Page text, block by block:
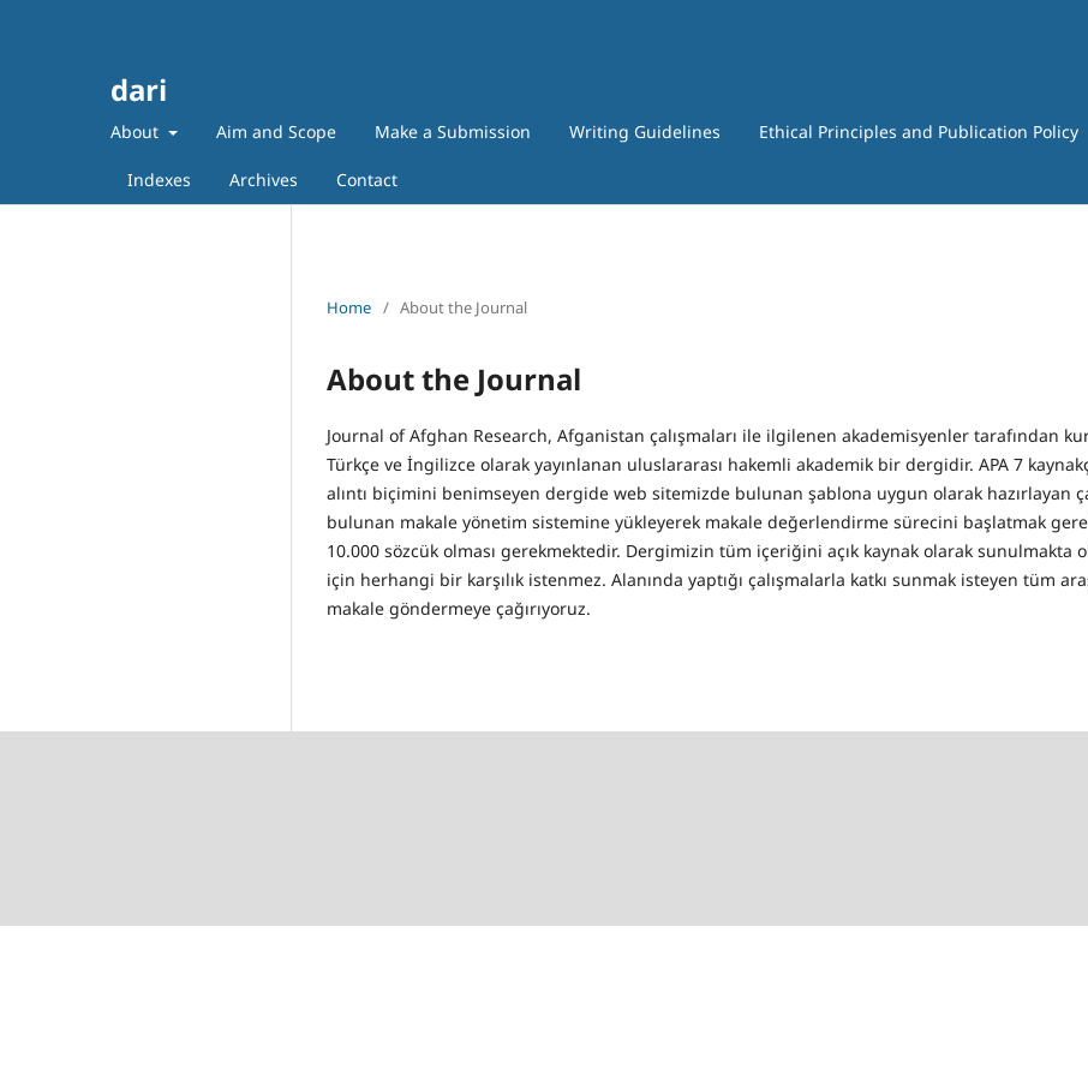
dari
About Aim and Scope Make a Submission Writing Guidelines Ethical Principles and Publication Policy
Indexes Archives Contact
Home / About the Journal
About the Journal
Journal of Afghan Research, Afganistan çalışmaları ile ilgilenen akademisyenler tarafından
Türkçe ve İngilizce olarak yayınlanan uluslararası hakemli akademik bir dergidir. APA 7
alıntı biçimini benimseyen dergide web sitemizde bulunan şablona uygun olarak hazırlayan
bulunan makale yönetim sistemine yükleyerek makale değerlendirme sürecini başlatmak
10.000 sözcük olması gerekmektedir. Dergimizin tüm içeriğini açık kaynak olarak sunulmakta
için herhangi bir karşılık istenmez. Alanında yaptığı çalışmalarla katkı sunmak isteyen tüm
makale göndermeye çağırıyoruz.